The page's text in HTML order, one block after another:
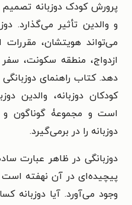
پرورش کودک دوزبانه
و والدین‌ تأثیر می‌گذارد.
می‌تواند هویتشان، مقررات
ازدواج، منطقه سکونت،
دهد. کتاب راهنمای دوزبانگی
کودکان دوزبانه، والدین
است و مجموعۀ گوناگون و
دوزبانه را در برمی‌گیرد.
دوزبانگی در ظاهر عبارت
پیچیده‌ای در آن نهفته است
وجود می‌آورد. آیا دوزبانه